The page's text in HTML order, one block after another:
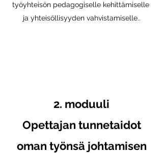
työyhteisön pedagogiselle kehittämiselle
ja yhteisöllisyyden vahvistamiselle..
2. moduuli
Opettajan tunnetaidot
oman työnsä johtamisen